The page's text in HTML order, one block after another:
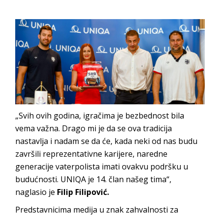
„Svih ovih godina, igračima je bezbednost bila
vema važna. Drago mi je da se ova tradicija
nastavlja i nadam se da će, kada neki od nas budu
završili reprezentativne karijere, naredne
generacije vaterpolista imati ovakvu podršku u
budućnosti. UNIQA je 14. član našeg tima“,
naglasio je Filip Filipović.
Predstavnicima medija u znak zahvalnosti za